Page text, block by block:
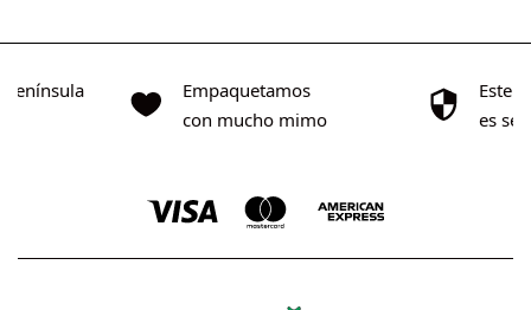
Empaquetamos
con mucho mimo
Este
es